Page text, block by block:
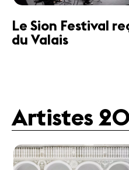
Le Sion Festival
du Valais
Artistes